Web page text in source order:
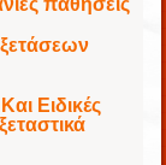
Ειδικές